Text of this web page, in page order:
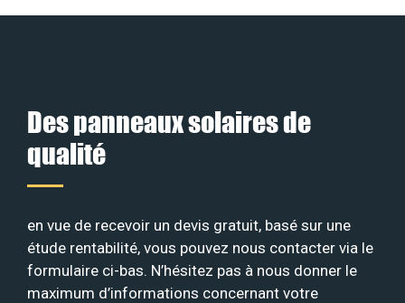
Des panneaux solaires de
qualité
en vue de recevoir un devis gratuit, basé sur une
étude rentabilité, vous pouvez nous contacter via le
formulaire ci-bas. N’hésitez pas à nous donner le
maximum d’informations concernant votre